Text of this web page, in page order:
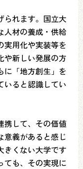
られます。国立大
人材の養成・供給
実用化や実装等を
や新しい発展の方
に「地方創生」を
いると認識してい
携して、その価値
意義があると感じ
きくない大学です
ても、その実現に